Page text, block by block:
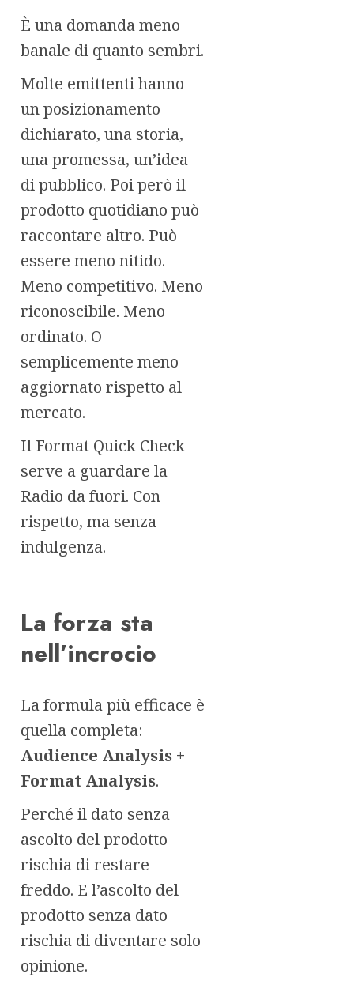
È una domanda meno
banale di quanto sembri.
Molte emittenti hanno
un posizionamento
dichiarato, una storia,
una promessa, un’idea
di pubblico. Poi però il
prodotto quotidiano può
raccontare altro. Può
essere meno nitido.
Meno competitivo. Meno
riconoscibile. Meno
ordinato. O
semplicemente meno
aggiornato rispetto al
mercato.
Il Format Quick Check
serve a guardare la
Radio da fuori. Con
rispetto, ma senza
indulgenza.
La forza sta
nell’incrocio
La formula più efficace è
quella completa:
Audience Analysis +
Format Analysis.
Perché il dato senza
ascolto del prodotto
rischia di restare
freddo. E l’ascolto del
prodotto senza dato
rischia di diventare solo
opinione.